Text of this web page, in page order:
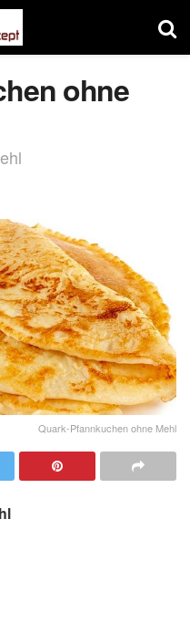
ohne
Quark-Pfannkuchen ohne Mehl